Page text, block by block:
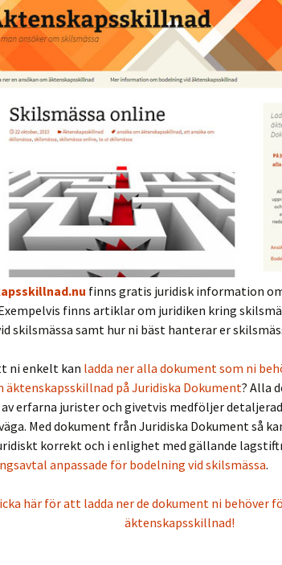
finns gratis juridisk information
finns artiklar om juridiken kring
skilsmässa samt hur ni bäst hanterar er
ni enkelt kan ladda ner alla dokument som ni
äktenskapsskillnad på Juridiska Dokument? Alla
erfarna jurister och givetvis medföljer
Med dokument från Juridiska Dokument så
korrekt och i enlighet med gällande
anpassade för bodelning vid skilsmässa.
här för att ladda ner de dokument ni behöver
äktenskapsskillnad!